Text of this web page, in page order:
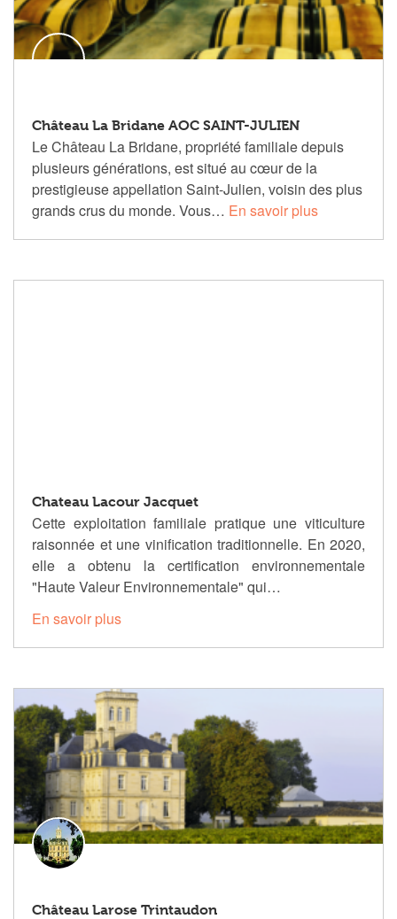
Château La Bridane AOC SAINT-JULIEN
Le Château La Bridane, propriété familiale depuis
plusieurs générations, est situé au cœur de la
prestigieuse appellation Saint-Julien, voisin des plus
grands crus du monde. Vous… En savoir plus
Chateau Lacour Jacquet
Cette exploitation familiale pratique une viticulture
raisonnée et une vinification traditionnelle. En 2020,
elle a obtenu la certification environnementale
"Haute Valeur Environnementale" qui…
En savoir plus
Château Larose Trintaudon